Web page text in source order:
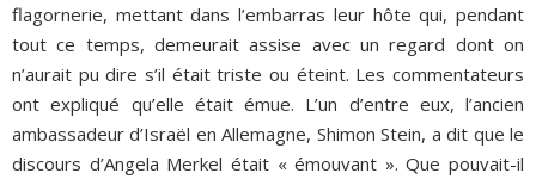
flagornerie, mettant dans l’embarras leur hôte qui, pendant
tout ce temps, demeurait assise avec un regard dont on
n’aurait pu dire s’il était triste ou éteint. Les commentateurs
ont expliqué qu’elle était émue. L’un d’entre eux, l’ancien
ambassadeur d’Israël en Allemagne, Shimon Stein, a dit que le
discours d’Angela Merkel était « émouvant ». Que pouvait-il